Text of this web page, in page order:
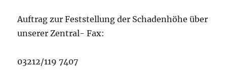
Auftrag zur Feststellung der Schadenhöhe über
unserer Zentral- Fax:
03212/119 7407